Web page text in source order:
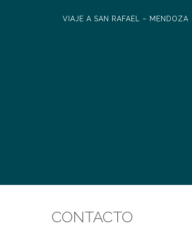
VIAJE A SAN RAFAEL – MENDOZA
CONTACTO